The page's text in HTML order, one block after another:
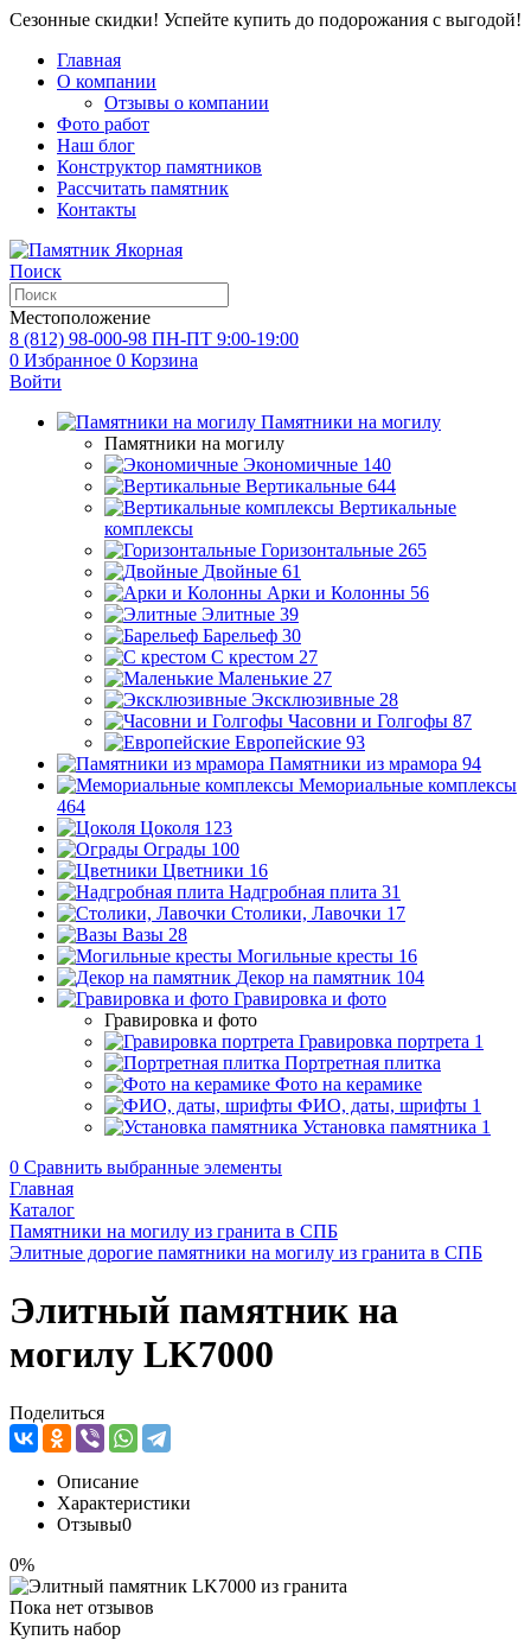
Сезонные скидки! Успейте купить до подорожания с выгодой!
Главная
О компании
Отзывы о компании
Фото работ
Наш блог
Конструктор памятников
Рассчитать памятник
Контакты
Поиск
Местоположение
8 (812) 98-000-98 ПН-ПТ 9:00-19:00
0 Избранное 0 Корзина
Войти
Памятники на могилу
Памятники на могилу
Экономичные 140
Вертикальные 644
Вертикальные
комплексы
Горизонтальные 265
Двойные 61
Арки и Колонны 56
Элитные 39
Барельеф 30
С крестом 27
Маленькие 27
Эксклюзивные 28
Часовни и Голгофы 87
Европейские 93
Памятники из мрамора 94
Мемориальные комплексы
464
Цоколя 123
Ограды 100
Цветники 16
Надгробная плита 31
Столики, Лавочки 17
Вазы 28
Могильные кресты 16
Декор на памятник 104
Гравировка и фото
Гравировка и фото
Гравировка портрета 1
Портретная плитка
Фото на керамике
ФИО, даты, шрифты 1
Установка памятника 1
0 Сравнить выбранные элементы
Главная
Каталог
Памятники на могилу из гранита в СПБ
Элитные дорогие памятники на могилу из гранита в СПБ
Элитный памятник на
могилу LK7000
Поделиться
Описание
Характеристики
Отзывы0
0%
Пока нет отзывов
Купить набор